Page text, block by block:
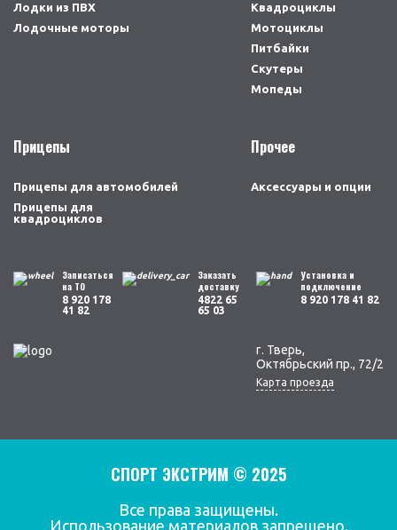
Лодки из ПВХ
Лодочные моторы
Квадроциклы
Мотоциклы
Питбайки
Скутеры
Мопеды
Прицепы
Прицепы для автомобилей
Прицепы для
квадроциклов
Прочее
Аксессуары и опции
Записаться
на ТО
8 920 178
41 82
Заказать
доставку
4822 65
65 03
Установка и
подключение
8 920 178 41 82
г. Тверь,
Октябрьский пр., 72/2
Карта проезда
СПОРТ ЭКСТРИМ © 2025
Все права защищены.
Использование материалов запрещено.